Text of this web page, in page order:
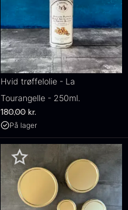
Hvid trøffelolie - La
Tourangelle - 250ml.
180,00 kr.
På lager